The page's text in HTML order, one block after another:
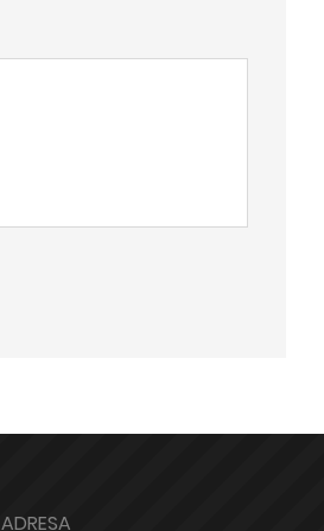
ADRESA